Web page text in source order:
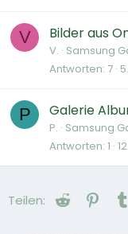
V Bilder aus
V. Samsung
Antworten 7
P Galerie
P. Samsung
Antworten 1
Teilen: Reddit